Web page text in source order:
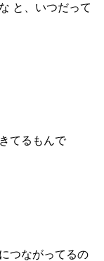
と、いつだって
てるもんで
つながってるの